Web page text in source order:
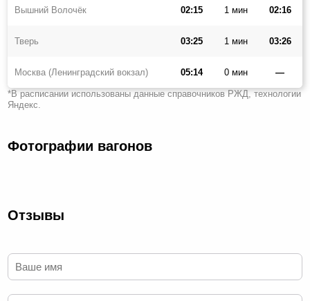
Вышний Волочёк 02:15 1 мин 02:16
Тверь 03:25 1 мин 03:26
Москва (Ленинградский вокзал) 05:14 0 мин —
*В расписании использованы данные справочников РЖД, технологии
Яндекс.
Фотографии вагонов
Отзывы